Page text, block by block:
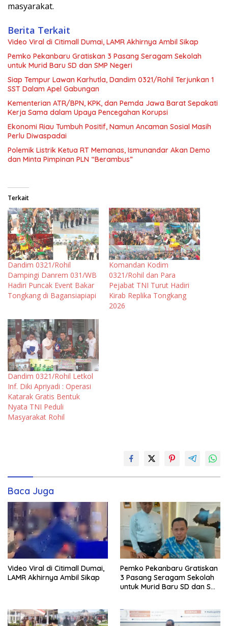
masyarakat.
Berita Terkait
Video Viral di Citimall Dumai, LAMR Akhirnya Ambil Sikap
Pemko Pekanbaru Gratiskan 3 Pasang Seragam Sekolah
untuk Murid Baru SD dan SMP Negeri
Siap Tempur Lawan Karhutla, Dandim 0321/Rohil Terjunkan 1
SST Dalam Apel Gabungan
Kementerian ATR/BPN, KPK, dan Pemda Jawa Barat Sepakati
Kerja Sama dalam Upaya Pencegahan Korupsi
Ekonomi Riau Tumbuh Positif, Namun Ancaman Sosial Masih
Perlu Diwaspadai
Polemik Listrik Ketua RT Memanas, Ismunandar Akan Demo
dan Minta Pimpinan PLN “Berambus”
Terkait
Dandim 0321/Rohil
Dampingi Danrem 031/WB
Hadiri Puncak Event Bakar
Tongkang di Bagansiapiapi
Komandan Kodim
0321/Rohil dan Para
Pejabat TNI Turut Hadiri
Kirab Replika Tongkang
2026
Dandim 0321/Rohil Letkol
Inf. Diki Apriyadi : Operasi
Katarak Gratis Bentuk
Nyata TNI Peduli
Masyarakat Rohil
Baca Juga
Video Viral di Citimall Dumai,
LAMR Akhirnya Ambil Sikap
Pemko Pekanbaru Gratiskan
3 Pasang Seragam Sekolah
untuk Murid Baru SD dan SMP